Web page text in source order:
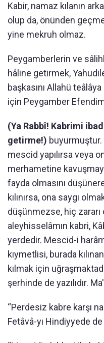
Kabir, namaz kılanın
olup da, önünden
yine mekruh olmaz.
Peygamberlerin ve
hâline getirmek,
başkasını Allahü
için Peygamber
(Ya Rabbî! Kabrimi
getirme!) buyurmuştur.
mescid yapılırsa veya
merhametine
fayda olmasını
kılınırsa, ona saygı
düşünmezse, hiç zararı
aleyhisselâmın kabri,
yerdedir. Mescid-i
kıymetlisi, burada
kılmak için
şerhinde de yazılıdır.
“Perdesiz kabre karşı
Fetâvâ-yı Hindiyyede